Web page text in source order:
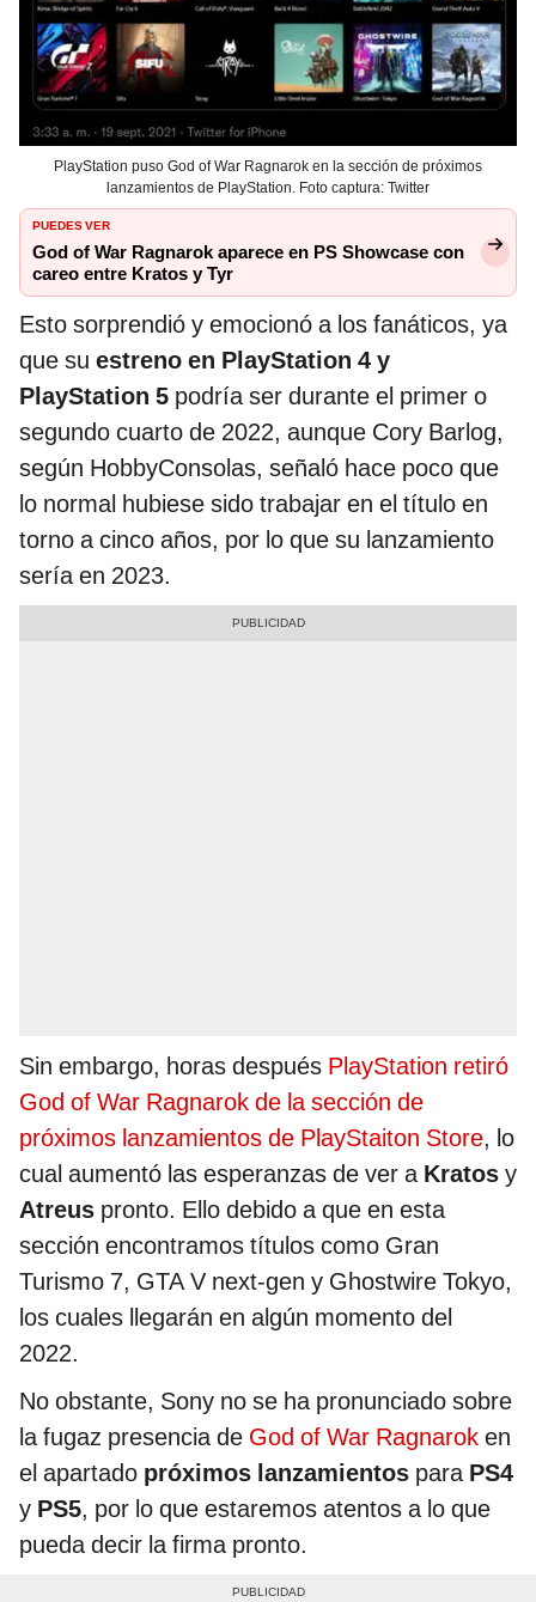
PlayStation puso God of War Ragnarok en la sección de próximos
lanzamientos de PlayStation. Foto captura: Twitter
PUEDES VER
God of War Ragnarok aparece en PS Showcase con
careo entre Kratos y Tyr
Esto sorprendió y emocionó a los fanáticos, ya
que su estreno en PlayStation 4 y
PlayStation 5 podría ser durante el primer o
segundo cuarto de 2022, aunque Cory Barlog,
según HobbyConsolas, señaló hace poco que
lo normal hubiese sido trabajar en el título en
torno a cinco años, por lo que su lanzamiento
sería en 2023.
Sin embargo, horas después PlayStation retiró
God of War Ragnarok de la sección de
próximos lanzamientos de PlayStaiton Store, lo
cual aumentó las esperanzas de ver a Kratos y
Atreus pronto. Ello debido a que en esta
sección encontramos títulos como Gran
Turismo 7, GTA V next-gen y Ghostwire Tokyo,
los cuales llegarán en algún momento del
2022.
No obstante, Sony no se ha pronunciado sobre
la fugaz presencia de God of War Ragnarok en
el apartado próximos lanzamientos para PS4
y PS5, por lo que estaremos atentos a lo que
pueda decir la firma pronto.